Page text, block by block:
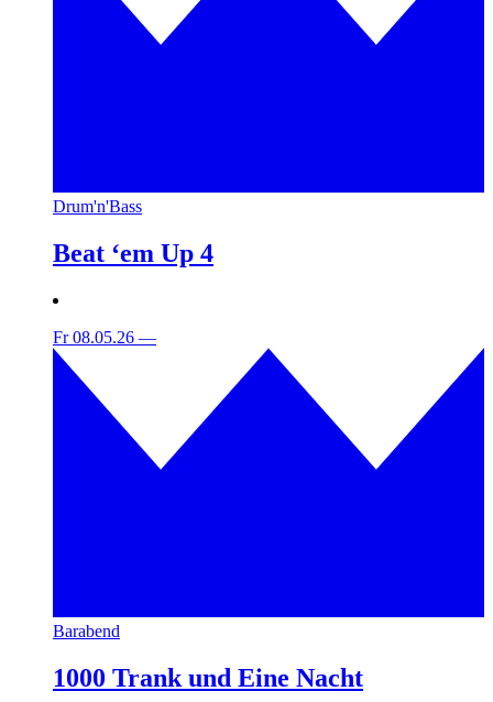
Drum'n'Bass
Beat ‘em Up 4
Fr 08.05.26 —
Barabend
1000 Trank und Eine Nacht